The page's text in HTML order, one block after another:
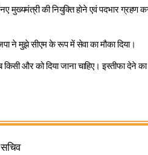
मुख्यमंत्री की नियुक्ति होने एवं पदभार ग्रहण
ने मुझे सीएम के रूप में सेवा का मौका दिया।
और को दिया जाना चाहिए। इस्तीफा देने का